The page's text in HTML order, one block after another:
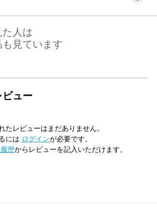
人は
見ています
ュー
たレビューはまだありません。
には ログインが必要です。
歴からレビューを記入いただけます。